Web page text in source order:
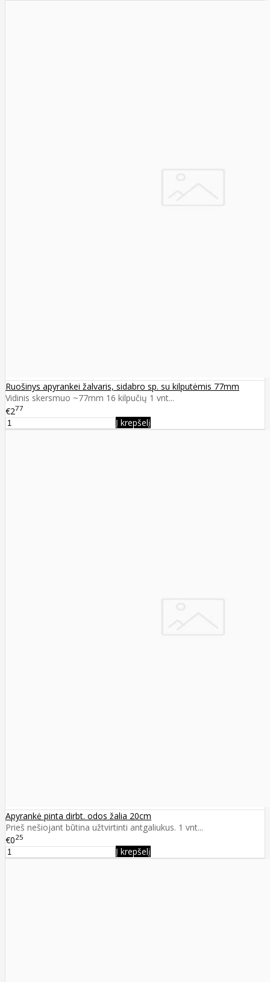
Ruošinys apyrankei žalvaris, sidabro sp. su kilputėmis 77mm
Vidinis skersmuo ~77mm 16 kilpučių 1 vnt...
€277
Į krepšelį
Apyrankė pinta dirbt. odos žalia 20cm
Prieš nešiojant būtina užtvirtinti antgaliukus. 1 vnt...
€025
Į krepšelį